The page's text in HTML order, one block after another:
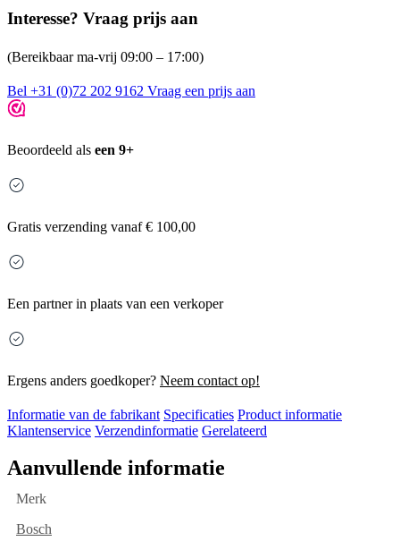
Interesse? Vraag prijs aan
(Bereikbaar ma-vrij 09:00 – 17:00)
Bel +31 (0)72 202 9162 Vraag een prijs aan
Beoordeeld als een 9+
Gratis verzending vanaf € 100,00
Een partner in plaats van een verkoper
Ergens anders goedkoper? Neem contact op!
Informatie van de fabrikant Specificaties Product informatie
Klantenservice Verzendinformatie Gerelateerd
Aanvullende informatie
Merk
Bosch